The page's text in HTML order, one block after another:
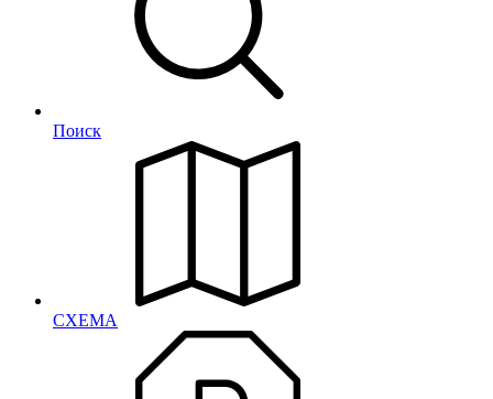
Поиск
СХЕМА